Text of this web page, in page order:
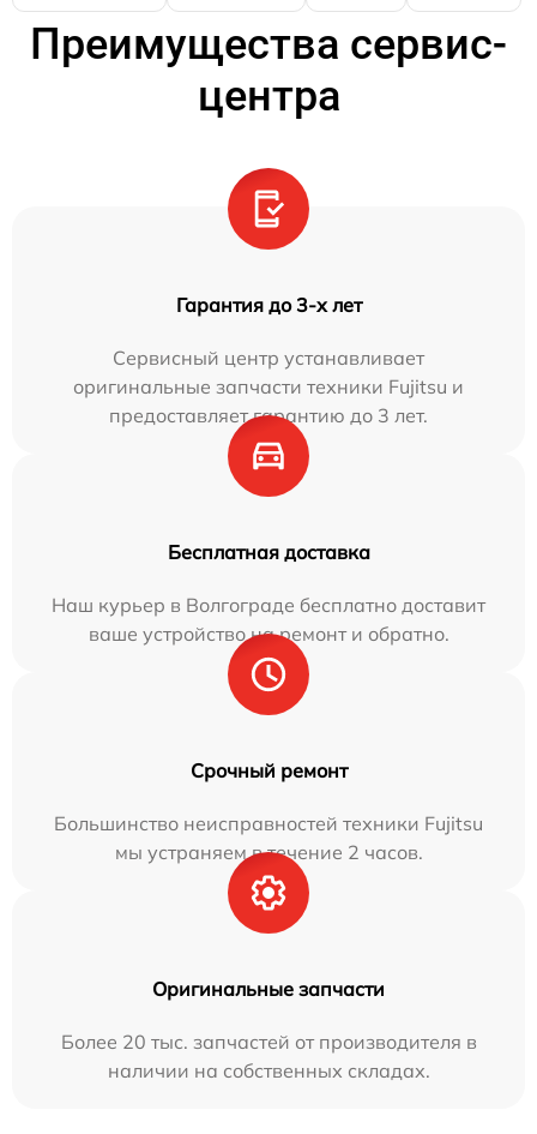
Преимущества сервис-
центра
Гарантия до 3-х лет
Сервисный центр устанавливает
оригинальные запчасти техники Fujitsu и
предоставляет гарантию до 3 лет.
Бесплатная доставка
Наш курьер в Волгограде бесплатно доставит
ваше устройство на ремонт и обратно.
Срочный ремонт
Большинство неисправностей техники Fujitsu
мы устраняем в течение 2 часов.
Оригинальные запчасти
Более 20 тыс. запчастей от производителя в
наличии на собственных складах.